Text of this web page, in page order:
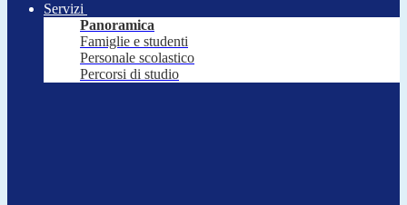
Servizi
Panoramica
Famiglie e studenti
Personale scolastico
Percorsi di studio